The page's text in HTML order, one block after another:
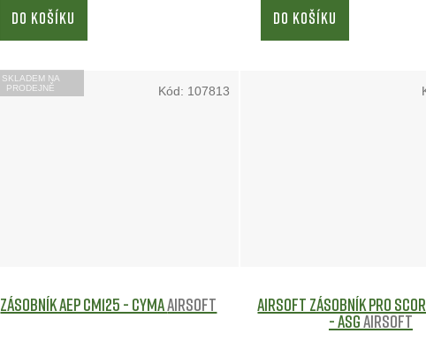
DO KOŠÍKU DO KOŠÍKU
Airsoft zásobník pro
- ASGAirsoft
SKLADEM NA
PRODEJNĚ
Zásobník AEP CM125 - CYMAAirsoft
Kód: 107813